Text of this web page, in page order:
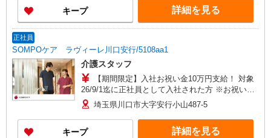
当（月平均5回分）等、毎月平均的に支払われる手
当を含みます。 ※介護福祉士のみ、特別職務手当
分〜） ◎賞与 基本給2.08ヶ月分/年支給
キープ 詳細を見る
正社員
SOMPOケア ラヴィーレ川口安行/5108aa1
介護スタッフ
【期間限定】入社お祝い金10万円支給！ 対象
26/9/1迄に正社員として入社された方 ※お祝い金
は入社後3か月目の給与で支給、その他詳細は面接
時にご案内します 【介護福祉士】月給285,800円
／年収例384万円〜 【実務者研修】月給256,000円
／年収例345万円〜 【初任者研修・無資格】月給
埼玉県川口市大字安行小山487-5
キープ 詳細を見る